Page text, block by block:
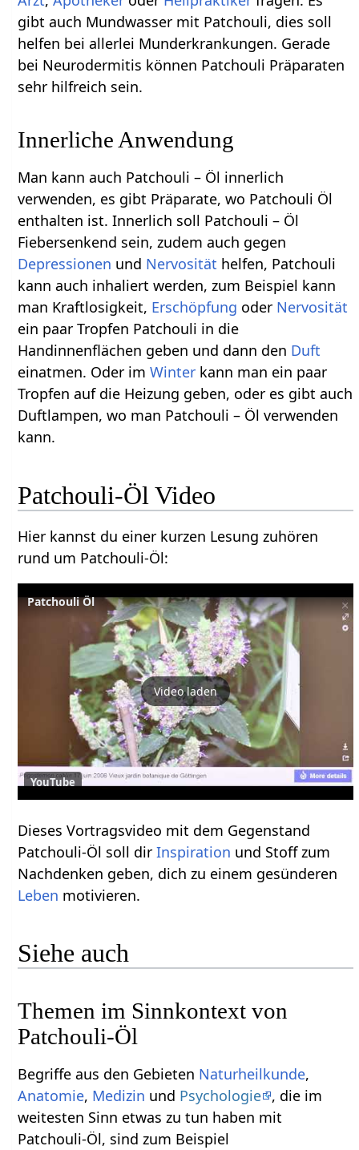
gibt auch Mundwasser mit Patchouli, dies soll
helfen bei allerlei Munderkrankungen. Gerade
bei Neurodermitis können Patchouli Präparaten
sehr hilfreich sein.
Innerliche Anwendung
Man kann auch Patchouli – Öl innerlich
verwenden, es gibt Präparate, wo Patchouli Öl
enthalten ist. Innerlich soll Patchouli – Öl
Fiebersenkend sein, zudem auch gegen
Depressionen und Nervosität helfen, Patchouli
kann auch inhaliert werden, zum Beispiel kann
man Kraftlosigkeit, Erschöpfung oder Nervosität
ein paar Tropfen Patchouli in die
Handinnenflächen geben und dann den Duft
einatmen. Oder imWinter kann man ein paar
Tropfen auf die Heizung geben, oder es gibt auch
Duftlampen, wo man Patchouli – Öl verwenden
kann.
Patchouli-Öl Video
Hier kannst du einer kurzen Lesung zuhören
rund um Patchouli-Öl:
Patchouli Öl
Video laden
YouTube
Dieses Vortragsvideo mit dem Gegenstand
Patchouli-Öl soll dirInspiration und Stoff zum
Nachdenken geben, dich zu einem gesünderen
Leben motivieren.
Siehe auch
Themen im Sinnkontext von
Patchouli-Öl
Begriffe aus den Gebieten Naturheilkunde,
Anatomie, Medizin und Psychologie , die im
weitesten Sinn etwas zu tun haben mit
Patchouli-Öl, sind zum Beispiel